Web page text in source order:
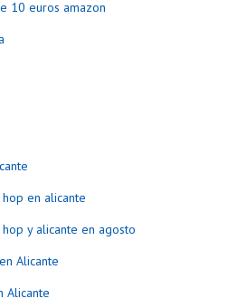
10 euros amazon
en alicante
y alicante en agosto
Alicante
Alicante